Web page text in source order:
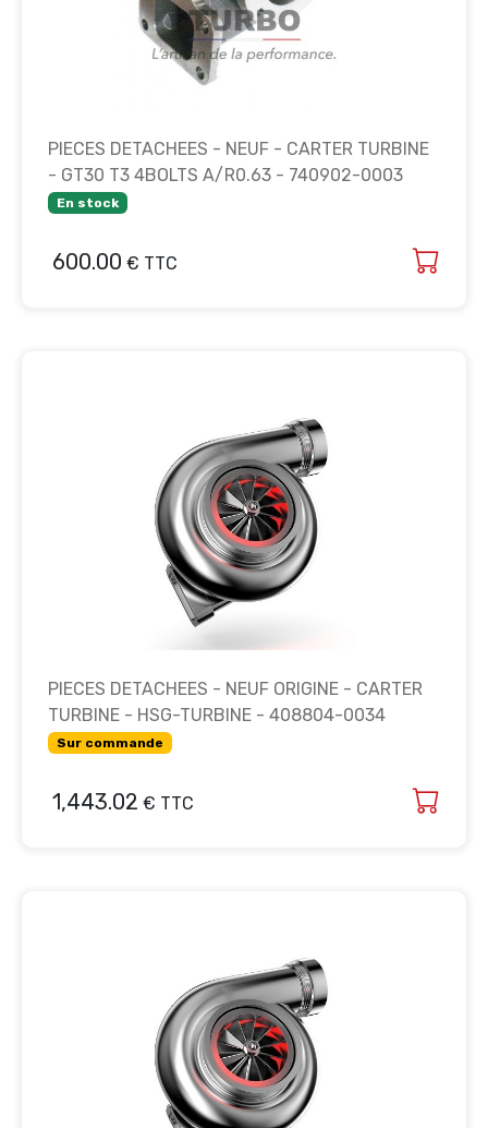
PIECES DETACHEES - NEUF - CARTER TURBINE
- GT30 T3 4BOLTS A/R0.63 - 740902-0003
En stock
600.00 € TTC
PIECES DETACHEES - NEUF ORIGINE - CARTER
TURBINE - HSG-TURBINE - 408804-0034
Sur commande
1,443.02 € TTC